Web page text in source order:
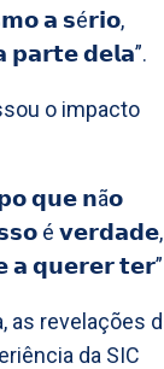
𝗮 𝘀é𝗿𝗶𝗼,
𝗱𝗲𝗹𝗮”.
o impacto
𝗾𝘂𝗲 𝗻ã𝗼
é 𝘃𝗲𝗿𝗱𝗮𝗱𝗲,
𝗾𝘂𝗲𝗿𝗲𝗿
as revelações
da SIC